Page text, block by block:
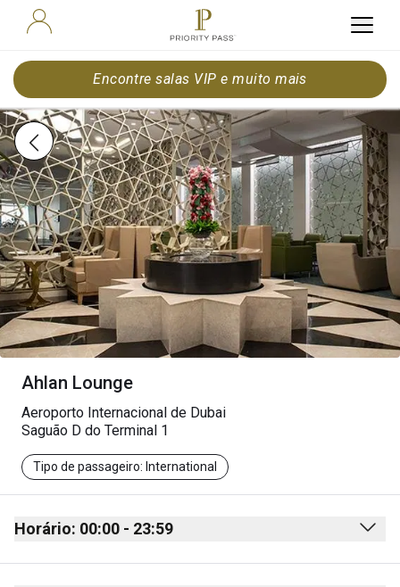
Encontre salas VIP e muito mais
Ahlan Lounge
Aeroporto Internacional de Dubai
Saguão D do Terminal 1
Tipo de passageiro: International
Horário: 00:00 - 23:59
Monday 00:00 - 23:59